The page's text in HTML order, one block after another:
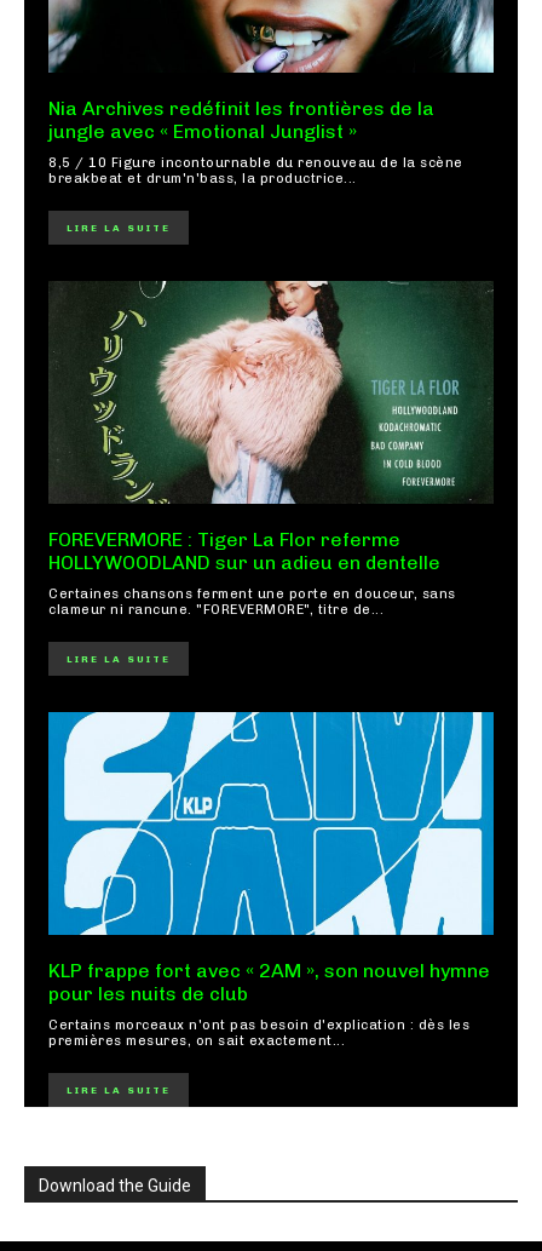
Nia Archives redéfinit les frontières de la
jungle avec « Emotional Junglist »
8,5 / 10 Figure incontournable du renouveau de la scène
breakbeat et drum'n'bass, la productrice...
LIRE LA SUITE
FOREVERMORE : Tiger La Flor referme
HOLLYWOODLAND sur un adieu en dentelle
Certaines chansons ferment une porte en douceur, sans
clameur ni rancune. "FOREVERMORE", titre de...
LIRE LA SUITE
KLP frappe fort avec « 2AM », son nouvel hymne
pour les nuits de club
Certains morceaux n'ont pas besoin d'explication : dès les
premières mesures, on sait exactement...
LIRE LA SUITE
Download the Guide